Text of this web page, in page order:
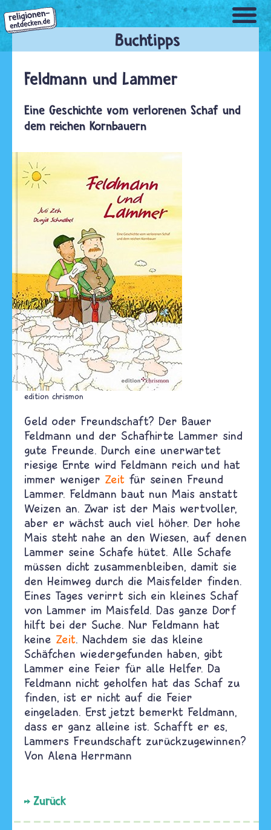
Direkt
zum
Inhalt
Feldmann und Lammer
Eine Geschichte vom verlorenen Schaf und
dem reichen Kornbauern
edition chrismon
Geld oder Freundschaft? Der Bauer
Feldmann und der Schafhirte Lammer sind
gute Freunde. Durch eine unerwartet
riesige Ernte wird Feldmann reich und hat
immer weniger Zeit für seinen Freund
Lammer. Feldmann baut nun Mais anstatt
Weizen an. Zwar ist der Mais wertvoller,
aber er wächst auch viel höher. Der hohe
Mais steht nahe an den Wiesen, auf denen
Lammer seine Schafe hütet. Alle Schafe
müssen dicht zusammenbleiben, damit sie
den Heimweg durch die Maisfelder finden.
Eines Tages verirrt sich ein kleines Schaf
von Lammer im Maisfeld. Das ganze Dorf
hilft bei der Suche. Nur Feldmann hat
keine Zeit. Nachdem sie das kleine
Schäfchen wiedergefunden haben, gibt
Lammer eine Feier für alle Helfer. Da
Feldmann nicht geholfen hat das Schaf zu
finden, ist er nicht auf die Feier
eingeladen. Erst jetzt bemerkt Feldmann,
dass er ganz alleine ist. Schafft er es,
Lammers Freundschaft zurückzugewinnen?
Von Alena Herrmann
Zurück